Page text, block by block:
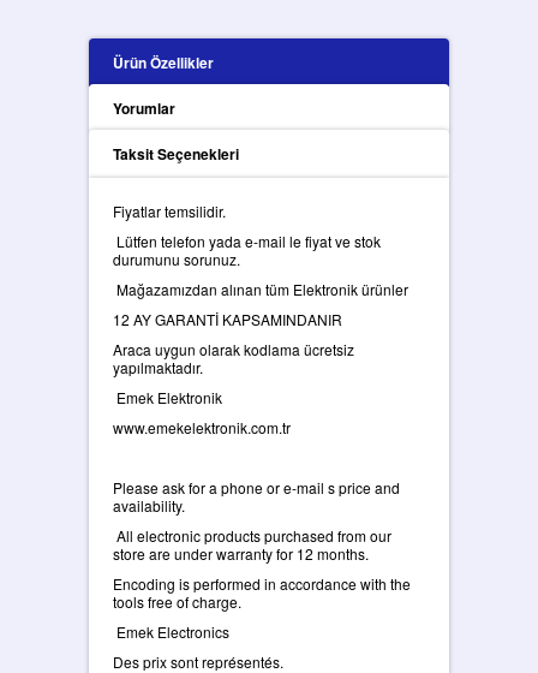
Ürün Özellikler
Yorumlar
Taksit Seçenekleri
Fiyatlar temsilidir.
Lütfen telefon yada e-mail le fiyat ve stok
durumunu sorunuz.
Mağazamızdan alınan tüm Elektronik ürünler
12 AY GARANTİ KAPSAMINDANIR
Araca uygun olarak kodlama ücretsiz
yapılmaktadır.
Emek Elektronik
www.emekelektronik.com.tr
Please ask for a phone or e-mail s price and
availability.
All electronic products purchased from our
store are under warranty for 12 months.
Encoding is performed in accordance with the
tools free of charge.
Emek Electronics
Des prix sont représentés.